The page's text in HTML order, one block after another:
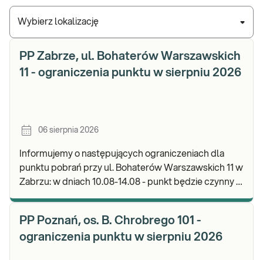
Wybierz lokalizację
PP Zabrze, ul. Bohaterów Warszawskich
11 - ograniczenia punktu w sierpniu 2026
06 sierpnia 2026
Informujemy o następujących ograniczeniach dla
punktu pobrań przy ul. Bohaterów Warszawskich 11 w
Zabrzu: w dniach 10.08-14.08 - punkt będzie czynny w
PP Poznań, os. B. Chrobrego 101 -
ograniczenia punktu w sierpniu 2026